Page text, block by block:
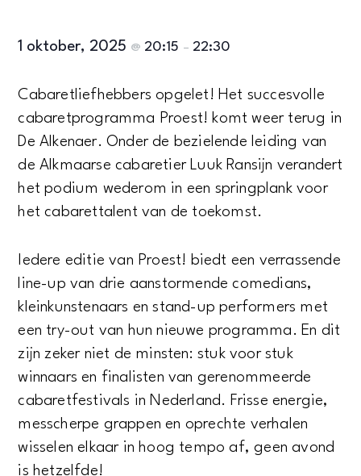
1 oktober, 2025 @20:15 –22:30
Cabaretliefhebbers opgelet! Het succesvolle
cabaretprogramma Proest! komt weer terug in
De Alkenaer. Onder de bezielende leiding van
de Alkmaarse cabaretier Luuk Ransijn verandert
het podium wederom in een springplank voor
het cabarettalent van de toekomst.
Iedere editie van Proest! biedt een verrassende
line-up van drie aanstormende comedians,
kleinkunstenaars en stand-up performers met
een try-out van hun nieuwe programma. En dit
zijn zeker niet de minsten: stuk voor stuk
winnaars en finalisten van gerenommeerde
cabaretfestivals in Nederland. Frisse energie,
messcherpe grappen en oprechte verhalen
wisselen elkaar in hoog tempo af, geen avond
is hetzelfde!